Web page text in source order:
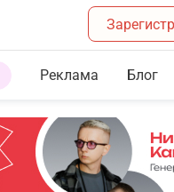
Реклама Блог